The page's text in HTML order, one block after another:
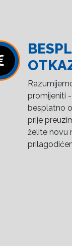
promijeniti
besplatno
prije
želite novu